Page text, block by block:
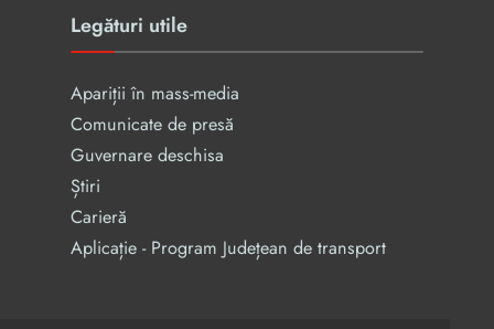
Legături utile
Apariții în mass-media
Comunicate de presă
Guvernare deschisa
Știri
Carieră
Aplicație - Program Județean de transport